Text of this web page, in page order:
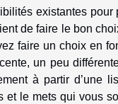
existantes
de faire le bon
faire un choix en
un peu
à partir d’une
et le mets qui vous